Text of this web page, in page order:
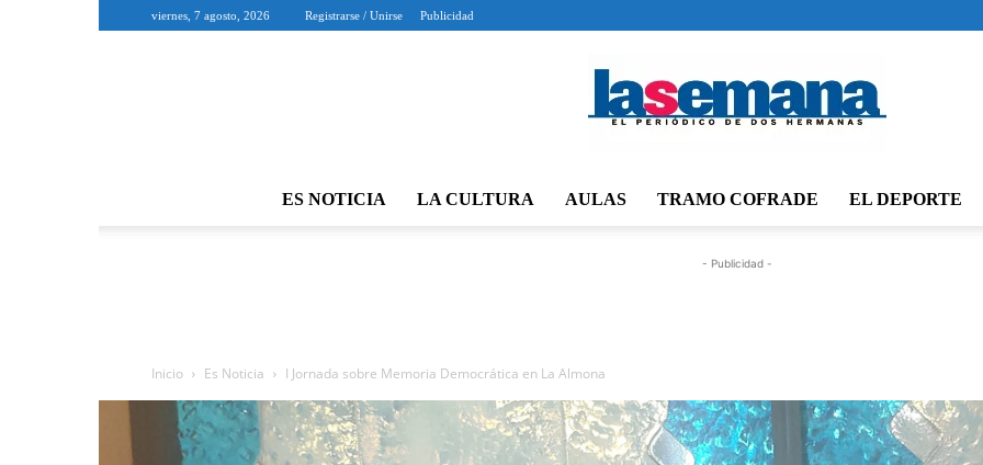
viernes, 7 agosto, 2026 Registrarse / Unirse Publicidad
ES NOTICIA LA CULTURA AULAS TRAMO COFRADE EL DEPORTE
- Publicidad -
Inicio Es Noticia I Jornada sobre Memoria Democrática en La Almona